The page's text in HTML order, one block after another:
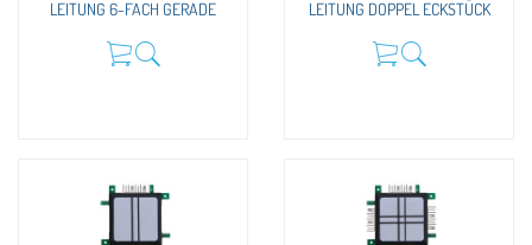
LEITUNG 6-FACH GERADE LEITUNG DOPPEL ECKSTÜCK